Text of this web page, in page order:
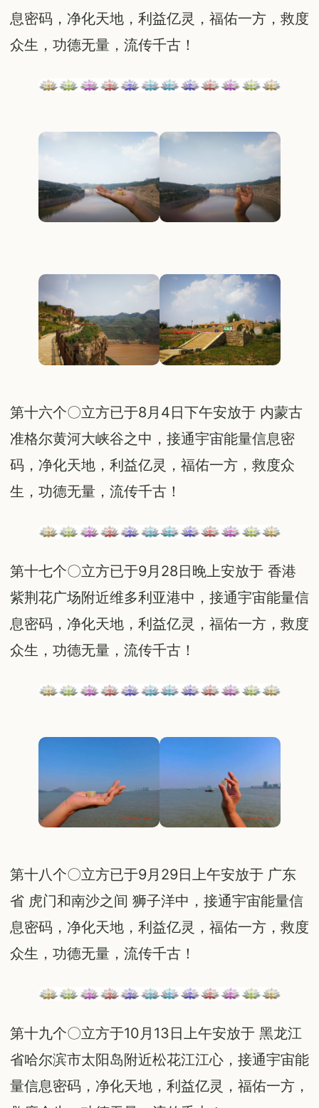
息密码，净化天地，利益亿灵，福佑一方，救度
众生，功德无量，流传千古！
第十六个〇立方已于8月4日下午安放于 内蒙古
准格尔黄河大峡谷之中，接通宇宙能量信息密
码，净化天地，利益亿灵，福佑一方，救度众
生，功德无量，流传千古！
第十七个〇立方已于9月28日晚上安放于 香港
紫荆花广场附近维多利亚港中，接通宇宙能量信
息密码，净化天地，利益亿灵，福佑一方，救度
众生，功德无量，流传千古！
第十八个〇立方已于9月29日上午安放于 广东
省 虎门和南沙之间 狮子洋中，接通宇宙能量信
息密码，净化天地，利益亿灵，福佑一方，救度
众生，功德无量，流传千古！
第十九个〇立方于10月13日上午安放于 黑龙江
省哈尔滨市太阳岛附近松花江江心，接通宇宙能
量信息密码，净化天地，利益亿灵，福佑一方，